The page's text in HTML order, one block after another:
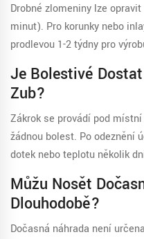
Drobné zlomeniny lze
minut). Pro korunky nebo
prodlevou 1-2 týdny pro
Je Bolestivé
Zub?
Zákrok se provádí pod
žádnou bolest. Po odeznění
dotek nebo teplotu několik
Můžu Nosět
Dlouhodobě?
Dočasná náhrada není